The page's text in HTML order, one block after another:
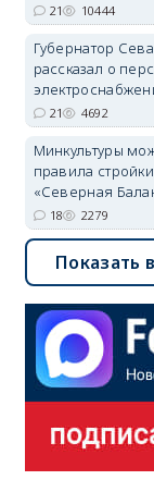
Губернатор
рассказал о
Энергетики,
делают
невозможное.
07/08/2026 10:13
21 10444
Губернатор
рассказал о
21 4692
Минкультуры
правила
«Северная
18 2279
Показать